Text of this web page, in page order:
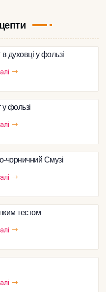
духовці у фользі
фользі
чорничний Смузі
тестом